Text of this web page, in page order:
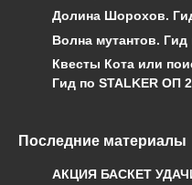
Долина Шорохов.
Волна мутантов. Гид
Квесты Кота или
Гид по STALKER ОП
Последние материалы
АКЦИЯ БАСКЕТ